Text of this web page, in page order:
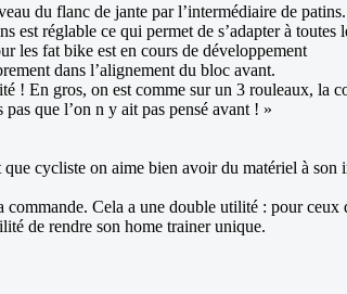
du flanc de jante par l’intermédiaire de
réglable ce qui permet de s’adapter à
les fat bike est en cours de développement
dans l’alignement du bloc avant.
! En gros, on est comme sur un 3 rouleaux, la
que l’on n y ait pas pensé avant ! »
cycliste on aime bien avoir du matériel à
Cela a une double utilité : pour
de rendre son home trainer unique.